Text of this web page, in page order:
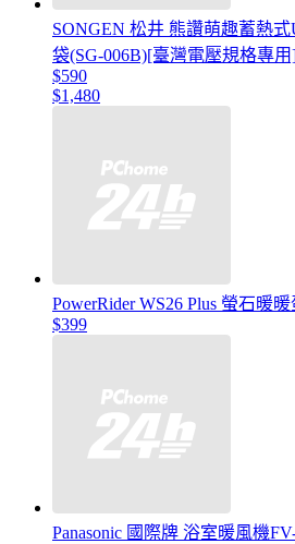
SONGEN 松井 熊讚萌趣蓄熱
袋(SG-006B)[臺灣電壓規格專
$590
$1,480
PowerRider WS26 Plus 螢石暖暖
$399
Panasonic 國際牌 浴室暖風機